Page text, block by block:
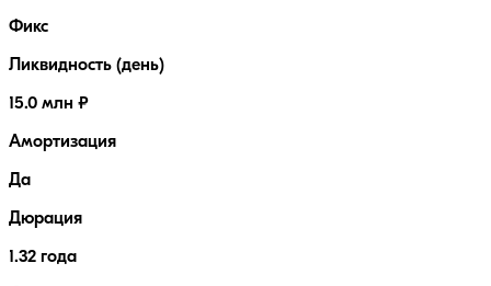
Фикс
Ликвидность (день)
15.0 млн ₽
Амортизация
Да
Дюрация
1.32 года